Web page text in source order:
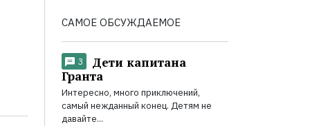
САМОЕ ОБСУЖДАЕМОЕ
3
Дети капитана
Гранта
Интересно, много приключений,
самый нежданный конец. Детям не
давайте...